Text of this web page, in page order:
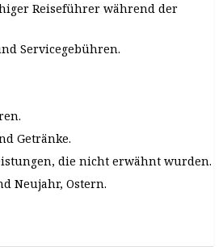
Reiseführer während der
Servicegebühren.
Getränke.
die nicht erwähnt wurden.
Neujahr, Ostern.